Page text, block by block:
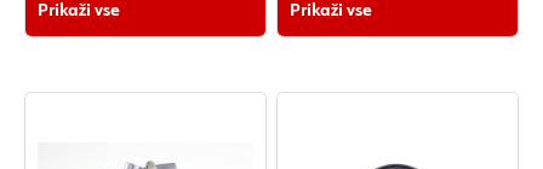
Prikaži vse Prikaži vse